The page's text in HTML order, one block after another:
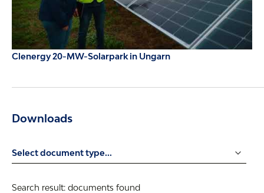
Clenergy 20-MW-Solarpark in Ungarn
Downloads
Search result: documents found